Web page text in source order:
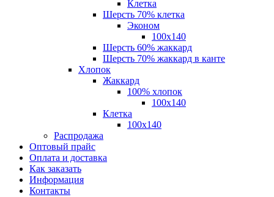
Клетка
Шерсть 70% клетка
Эконом
100x140
Шерсть 60% жаккард
Шерсть 70% жаккард в канте
Хлопок
Жаккард
100% хлопок
100x140
Клетка
100х140
Распродажа
Оптовый прайс
Оплата и доставка
Как заказать
Информация
Контакты